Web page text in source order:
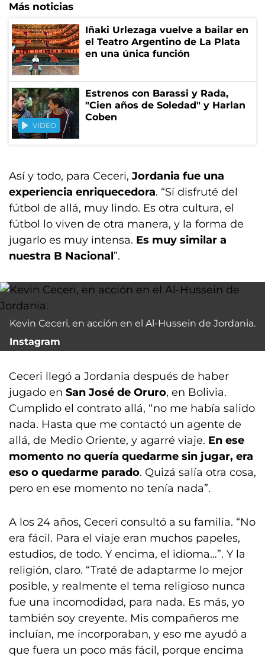
Más noticias
Iñaki Urlezaga vuelve a bailar en
el Teatro Argentino de La Plata
en una única función
VIDEO
Estrenos con Barassi y Rada,
"Cien años de Soledad" y Harlan
Coben
Así y todo, para Ceceri, Jordania fue una
experiencia enriquecedora. “Sí disfruté del
fútbol de allá, muy lindo. Es otra cultura, el
fútbol lo viven de otra manera, y la forma de
jugarlo es muy intensa. Es muy similar a
nuestra B Nacional”.
Kevin Ceceri, en acción en el Al-Hussein de Jordania.
Instagram
Ceceri llegó a Jordania después de haber
jugado en San José de Oruro, en Bolivia.
Cumplido el contrato allá, “no me había salido
nada. Hasta que me contactó un agente de
allá, de Medio Oriente, y agarré viaje. En ese
momento no quería quedarme sin jugar, era
eso o quedarme parado. Quizá salía otra cosa,
pero en ese momento no tenía nada”.
A los 24 años, Ceceri consultó a su familia. “No
era fácil. Para el viaje eran muchos papeles,
estudios, de todo. Y encima, el idioma…”. Y la
religión, claro. “Traté de adaptarme lo mejor
posible, y realmente el tema religioso nunca
fue una incomodidad, para nada. Es más, yo
también soy creyente. Mis compañeros me
incluían, me incorporaban, y eso me ayudó a
que fuera un poco más fácil, porque encima